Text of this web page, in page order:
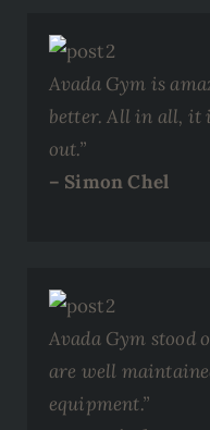
Avada Gym is
better. All in all, it
out.”
– Simon Chel
Avada Gym stood
are well
equipment.”